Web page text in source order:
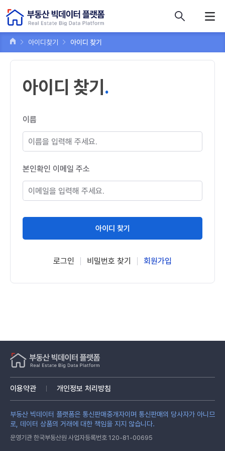
아이디찾기 아이디 찾기
아이디 찾기
이름
본인확인 이메일 주소
아이디 찾기
로그인 비밀번호 찾기 회원가입
이용약관 개인정보 처리방침
부동산 빅데이터 플랫폼은 통신판매중개자이며 통신판매의 당사자가 아니므
로, 데이터 상품의 거래에 대한 책임을 지지 않습니다.
운영기관 한국부동산원 사업자등록번호 120-81-00695